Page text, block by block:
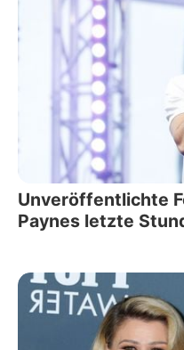
Unveröffentlichte
Paynes letzte